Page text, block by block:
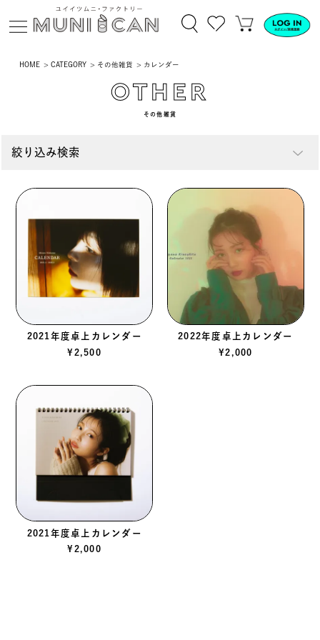
HOME CATEGORY その他雑貨 カレンダー
OTHER
その他雑貨
絞り込み検索
ファッション
その他雑貨 ペットグッズ CD
スマートフォン
ステーショナリー
キーホルダー
カレンダー
2021年度卓上カレンダー
¥2,500
2022年度卓上カレンダー
¥2,000
2021年度卓上カレンダー
¥ 2,000